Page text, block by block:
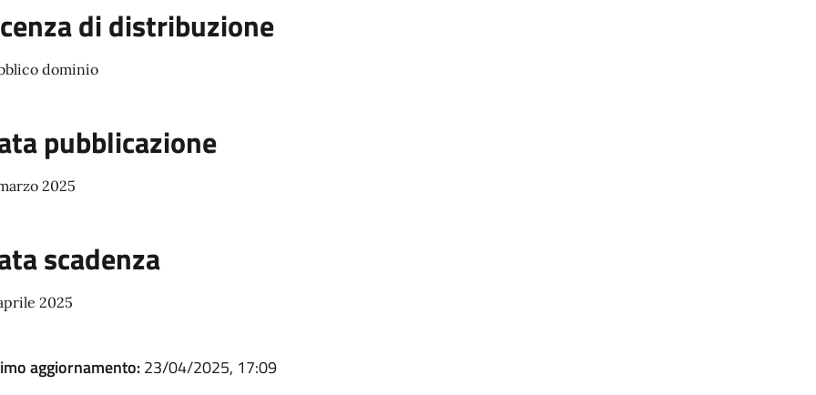
di distribuzione
dominio
pubblicazione
2025
scadenza
2025
aggiornamento:23/04/2025, 17:09